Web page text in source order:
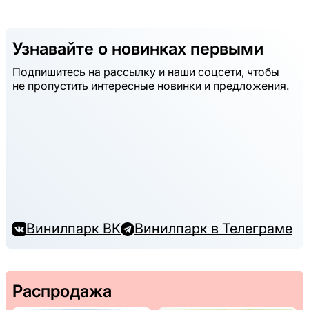
Узнавайте о новинках первыми
Подпишитесь на рассылку и наши соцсети, чтобы
не пропустить интересные новинки и предложения.
Винилпарк ВК Винилпарк в Телеграме
Распродажа